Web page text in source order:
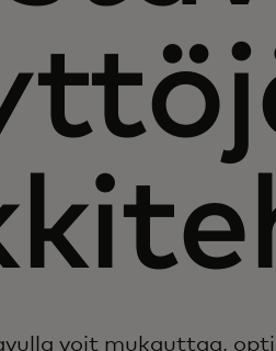
voit mukauttaa,